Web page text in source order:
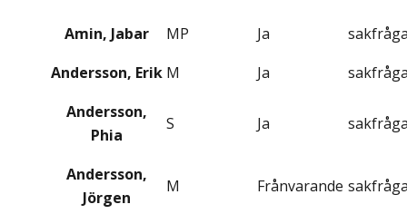
Amin, Jabar MP Ja
Andersson, Erik M Ja
Andersson,
Phia
S Ja
Andersson,
Jörgen
M Frånvarande